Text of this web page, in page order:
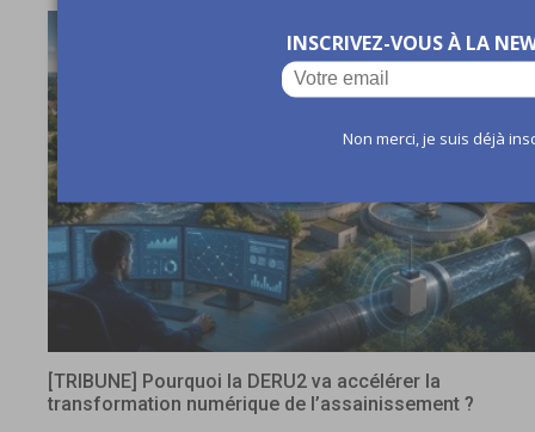
[TRIBUNE] Pourquoi la DERU2 va accélérer la
transformation numérique de l’assainissement ?
INSCRIVEZ-VOUS À LA
Non merci, je suis déjà